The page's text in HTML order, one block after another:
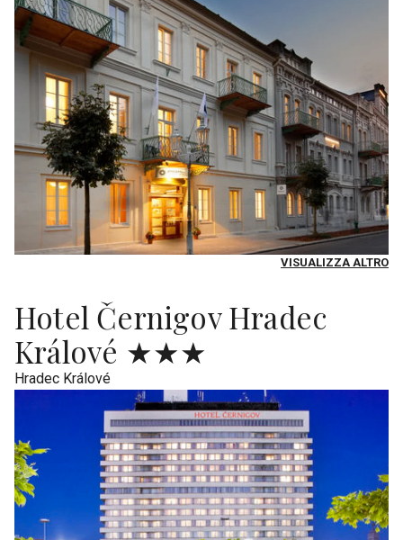
VISUALIZZA ALTRO
Hotel Černigov Hradec
Králové ★★★
Hradec Králové